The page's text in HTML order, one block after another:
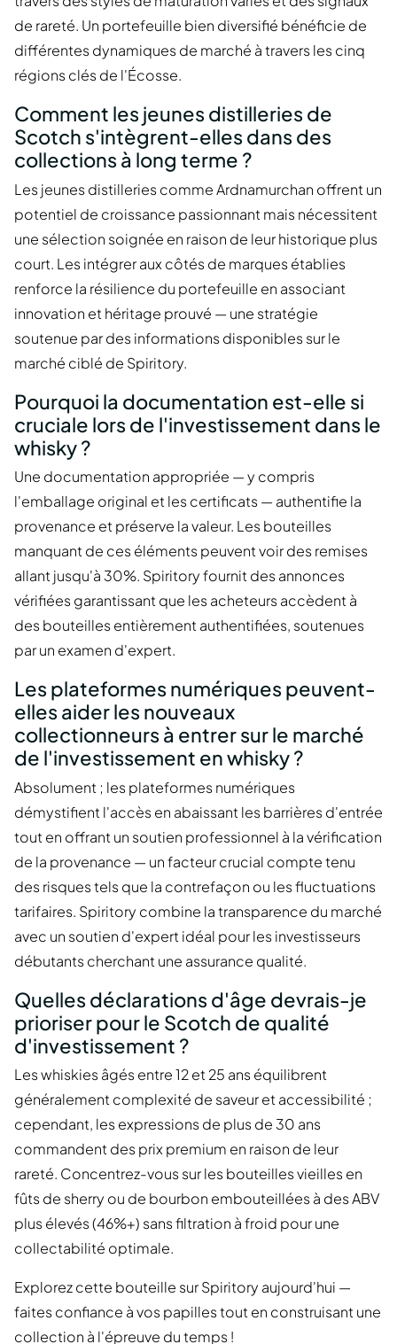
de rareté. Un portefeuille bien diversifié bénéficie de
différentes dynamiques de marché à travers les cinq
régions clés de l'Écosse.
Comment les jeunes distilleries de
Scotch s'intègrent-elles dans des
collections à long terme ?
Les jeunes distilleries comme Ardnamurchan offrent un
potentiel de croissance passionnant mais nécessitent
une sélection soignée en raison de leur historique plus
court. Les intégrer aux côtés de marques établies
renforce la résilience du portefeuille en associant
innovation et héritage prouvé — une stratégie
soutenue par des informations disponibles sur le
marché ciblé de Spiritory.
Pourquoi la documentation est-elle si
cruciale lors de l'investissement dans le
whisky ?
Une documentation appropriée — y compris
l'emballage original et les certificats — authentifie la
provenance et préserve la valeur. Les bouteilles
manquant de ces éléments peuvent voir des remises
allant jusqu'à 30%. Spiritory fournit des annonces
vérifiées garantissant que les acheteurs accèdent à
des bouteilles entièrement authentifiées, soutenues
par un examen d'expert.
Les plateformes numériques peuvent-
elles aider les nouveaux
collectionneurs à entrer sur le marché
de l'investissement en whisky ?
Absolument ; les plateformes numériques
démystifient l'accès en abaissant les barrières d'entrée
tout en offrant un soutien professionnel à la vérification
de la provenance — un facteur crucial compte tenu
des risques tels que la contrefaçon ou les fluctuations
tarifaires. Spiritory combine la transparence du marché
avec un soutien d'expert idéal pour les investisseurs
débutants cherchant une assurance qualité.
Quelles déclarations d'âge devrais-je
prioriser pour le Scotch de qualité
d'investissement ?
Les whiskies âgés entre 12 et 25 ans équilibrent
généralement complexité de saveur et accessibilité ;
cependant, les expressions de plus de 30 ans
commandent des prix premium en raison de leur
rareté. Concentrez-vous sur les bouteilles vieilles en
fûts de sherry ou de bourbon embouteillées à des ABV
plus élevés (46%+) sans filtration à froid pour une
collectabilité optimale.
Explorez cette bouteille sur Spiritory aujourd'hui —
faites confiance à vos papilles tout en construisant une
collection à l'épreuve du temps !